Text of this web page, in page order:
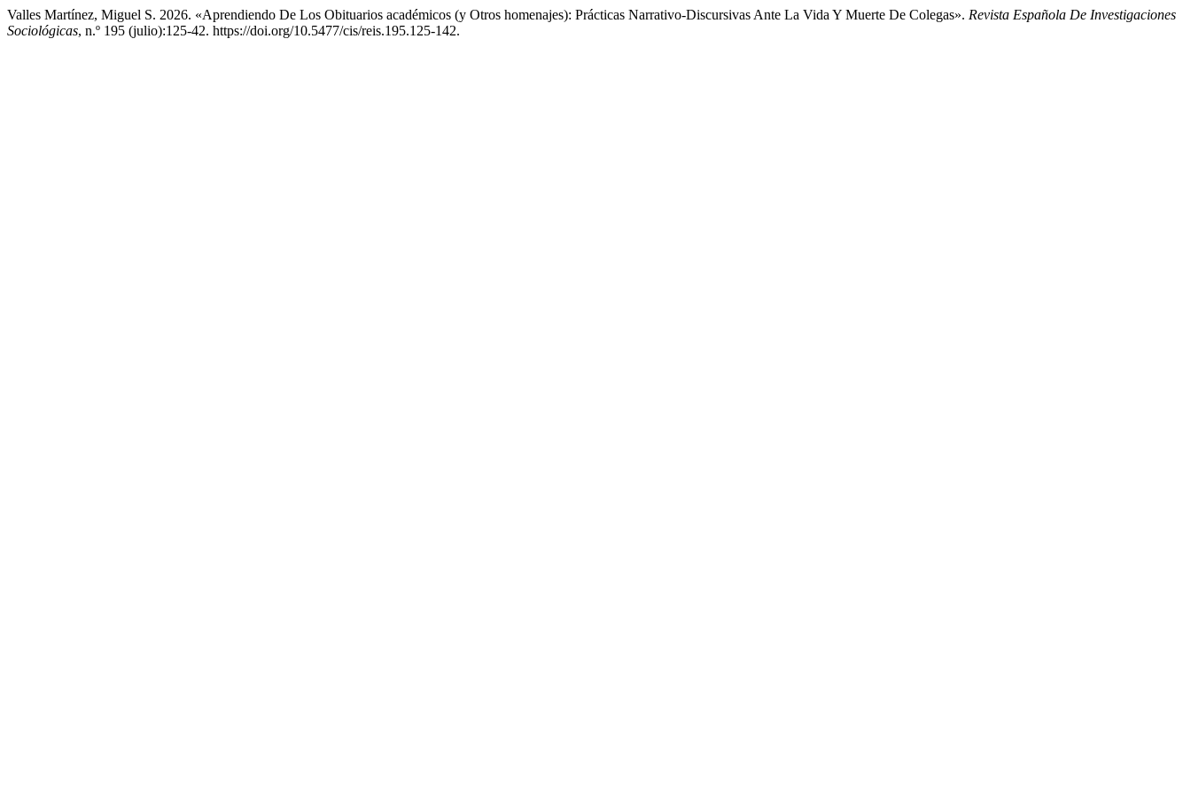
Valles Martínez, Miguel S. 2026. «Aprendiendo De Los Obituarios académicos (y Otros homenajes): Prácticas Narrativo-Discursivas Ante La Vida Y Muerte De Colegas». Revista Española De Investigaciones
Sociológicas, n.º 195 (julio):125-42. https://doi.org/10.5477/cis/reis.195.125-142.